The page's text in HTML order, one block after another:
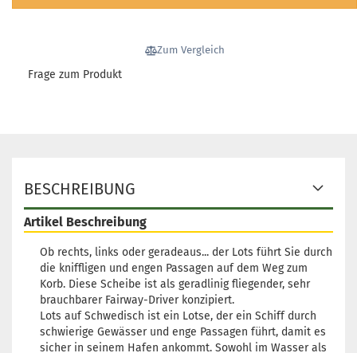
Gewicht:172g
Lieferzeit:2 - 3 Arbeitstage
19,90 €
Gewicht:
Farbton:
Lagerbestand:
Lieferzeit:2 - 3 Arbeitstage
19,90 €
Zum Vergleich
Frage zum Produkt
BESCHREIBUNG
Artikel Beschreibung
Ob rechts, links oder geradeaus... der Lots führt Sie durch
die kniffligen und engen Passagen auf dem Weg zum
Korb. Diese Scheibe ist als geradlinig fliegender, sehr
brauchbarer Fairway-Driver konzipiert.
Lots auf Schwedisch ist ein Lotse, der ein Schiff durch
schwierige Gewässer und enge Passagen führt, damit es
sicher in seinem Hafen ankommt. Sowohl im Wasser als